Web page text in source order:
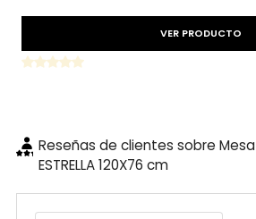
VER PRODUCTO
Reseñas de clientes sobre
ESTRELLA 120X76 cm